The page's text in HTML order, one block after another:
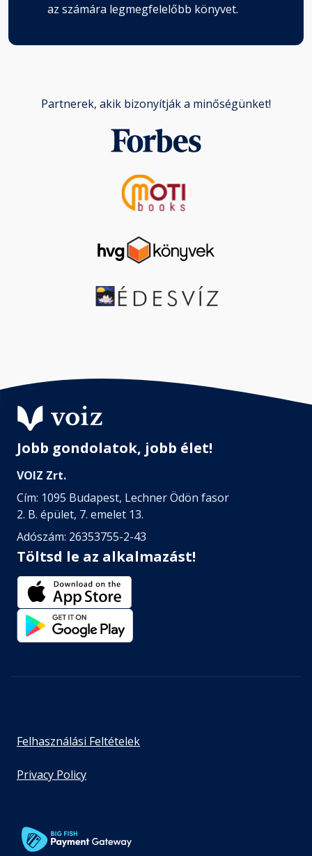
az számára legmegfelelőbb könyvet.
Partnerek, akik bizonyítják a minőségünket!
Jobb gondolatok, jobb élet!
VOIZ Zrt.
Cím: 1095 Budapest, Lechner Ödön fasor
2. B. épület, 7. emelet 13.
Adószám: 26353755-2-43
Töltsd le az alkalmazást!
Felhasználási Feltételek
Privacy Policy